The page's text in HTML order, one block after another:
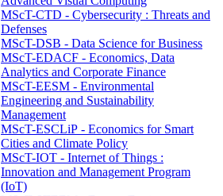
MScT-CTD - Cybersecurity : Threats and
Defenses
MScT-DSB - Data Science for Business
MScT-EDACF - Economics, Data
Analytics and Corporate Finance
MScT-EESM - Environmental
Engineering and Sustainability
Management
MScT-ESCLiP - Economics for Smart
Cities and Climate Policy
MScT-IOT - Internet of Things :
Innovation and Management Program
(IoT)